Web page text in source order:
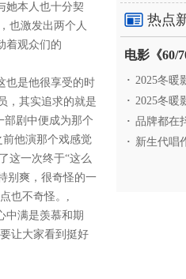
她本人也十分契
也激发出两个人
着观众们的
是他很享受的时
，其实追求的就是
部剧中便成为那个
他演那个戏感觉
这一次终于“这么
别爽，很奇怪的一
点也不奇怪。,
中满是羡慕和期
让大家看到挺好
热点
· 2025冬暖
· 2025冬暖影
· 品牌都在抖
· 新生代唱作